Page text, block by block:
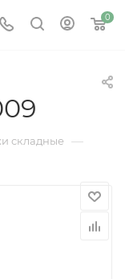
0
складные —